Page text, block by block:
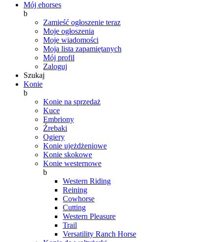
Mój ehorses
b
Zamieść ogłoszenie teraz
Moje ogłoszenia
Moje wiadomości
Moja lista zapamiętanych
Mój profil
Zaloguj
Szukaj
Konie
b
Konie na sprzedaż
Kuce
Embriony
Źrebaki
Ogiery
Konie ujeżdżeniowe
Konie skokowe
Konie westernowe
b
Western Riding
Reining
Cowhorse
Cutting
Western Pleasure
Trail
Versatility Ranch Horse